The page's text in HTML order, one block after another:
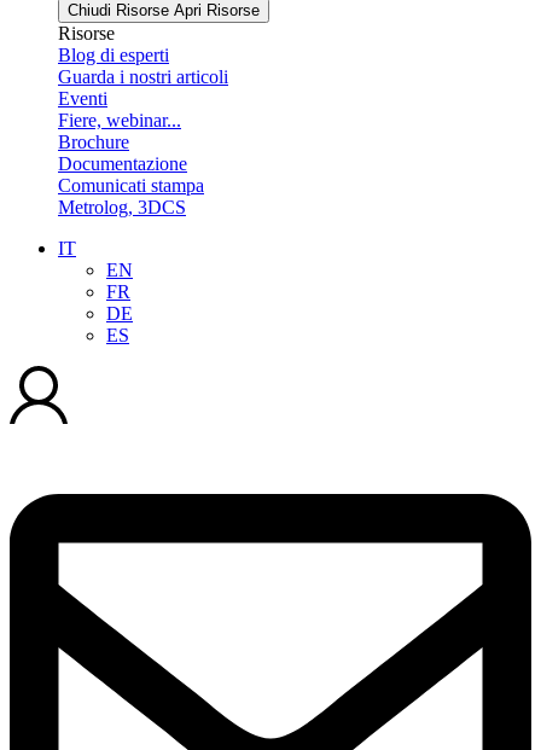
Chiudi Risorse Apri Risorse
Risorse
Blog di esperti
Guarda i nostri articoli
Eventi
Fiere, webinar...
Brochure
Documentazione
Comunicati stampa
Metrolog, 3DCS
IT
EN
FR
DE
ES